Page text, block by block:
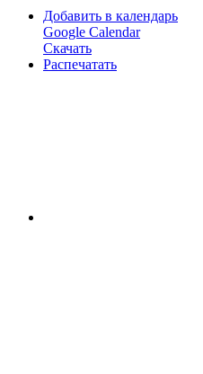
Добавить в календарь
Google Calendar
Скачать
Распечатать